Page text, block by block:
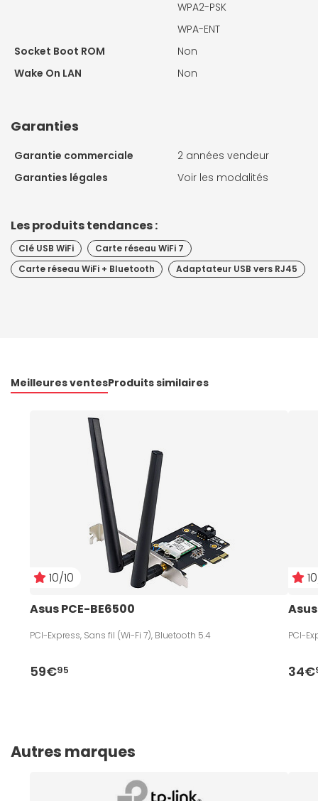
WPA2-PSK
WPA-ENT
Socket Boot ROM
Non
Wake On LAN
Non
Garanties
Garantie commerciale
2 années vendeur
Garanties légales
Voir les modalités
Les produits tendances :
Clé USB WiFi
Carte réseau WiFi 7
Carte réseau WiFi + Bluetooth
Adaptateur USB vers RJ45
Meilleures ventesProduits similaires
10/10
Asus PCE-BE6500
PCI-Express, Sans fil (Wi-Fi 7), Bluetooth 5.4
59€95
PCI-
34€
Autres marques